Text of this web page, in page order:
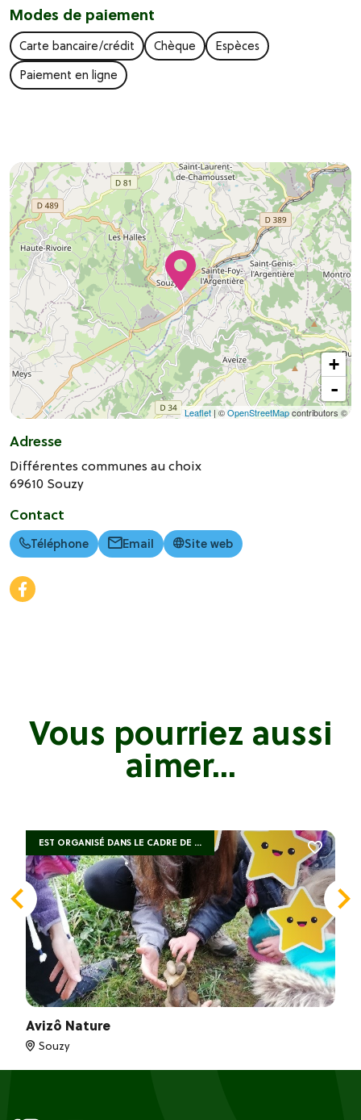
Modes de paiement
Carte bancaire/crédit Chèque
Espèces
Paiement en ligne
+
-
Leaflet | ©OpenStreetMapcontributors ©
Adresse
Différentes communes au choix
69610 Souzy
Contact
Téléphone Email Site web
Vous pourriez aussi
aimer...
Avizô Nature
Souzy
EST ORGANISÉ DANS LE CADRE DE ...